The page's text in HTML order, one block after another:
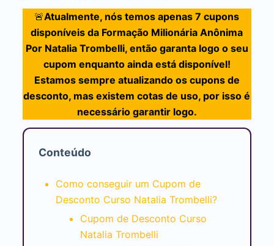
🚨Atualmente, nós temos apenas 7 cupons
disponíveis da Formação Milionária Anônima
Por Natalia Trombelli, então garanta logo o seu
cupom enquanto ainda está disponível!
Estamos sempre atualizando os cupons de
desconto, mas existem cotas de uso, por isso é
necessário garantir logo.
Conteúdo
Como conseguir um Cupom de
Desconto Curso Natalia Trombelli?
Cupom de Desconto Curso
Natalia Trombelli